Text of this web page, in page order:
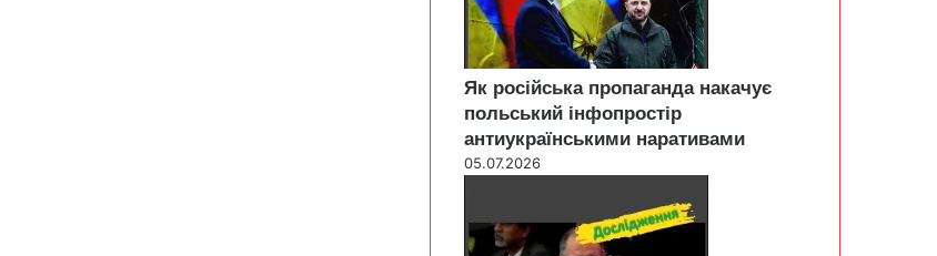
Як російська пропаганда накачує
польський інфопростір
антиукраїнськими наративами
05.07.2026